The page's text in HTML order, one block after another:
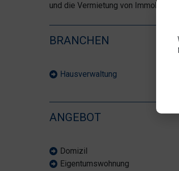
und die Vermietung von Immobilien.
BRANCHEN
Hausverwaltung
ANGEBOT
Domizil
Eigentumswohnung